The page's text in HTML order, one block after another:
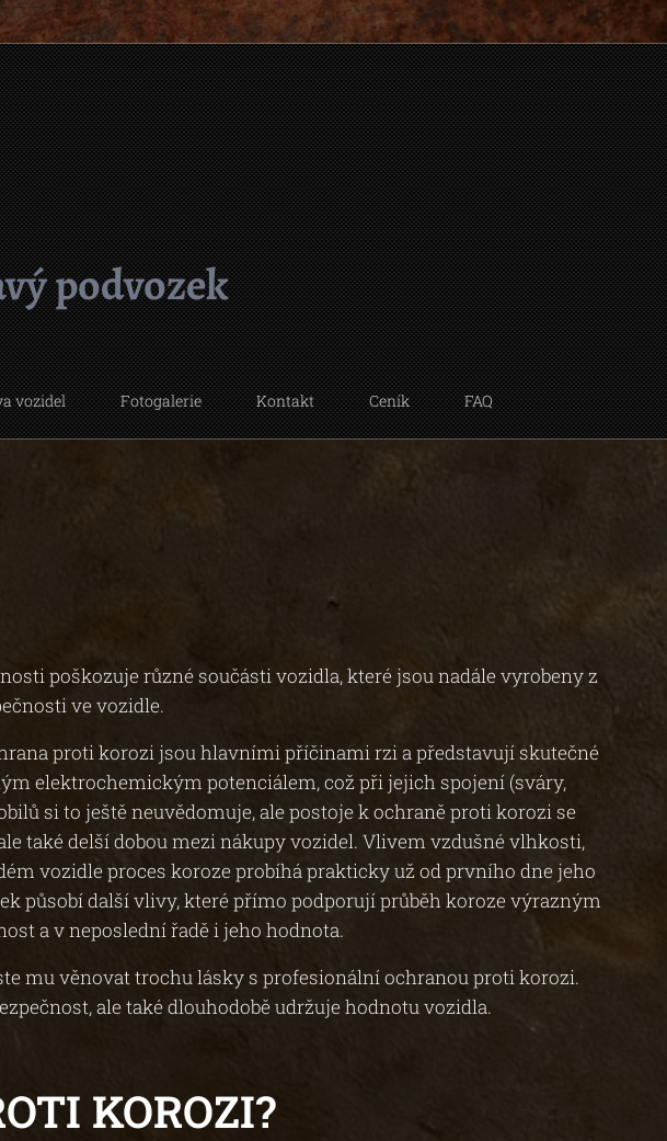
podvozek
vozidel Fotogalerie Kontakt Ceník FAQ
poškozuje různé součásti vozidla, které jsou nadále vyrobeny z
ve vozidle.
proti korozi jsou hlavními příčinami rzi a představují skutečné
elektrochemickým potenciálem, což při jejich spojení (sváry,
si to ještě neuvědomuje, ale postoje k ochraně proti korozi se
také delší dobou mezi nákupy vozidel. Vlivem vzdušné vlhkosti,
vozidle proces koroze probíhá prakticky už od prvního dne jeho
působí další vlivy, které přímo podporují průběh koroze výrazným
a v neposlední řadě i jeho hodnota.
mu věnovat trochu lásky s profesionální ochranou proti korozi.
ale také dlouhodobě udržuje hodnotu vozidla.
KOROZI?